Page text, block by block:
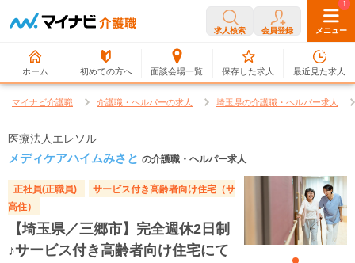
求人検索 会員登録 メニュー
ホーム 初めての方へ 面談会場一覧
0
保存した求人
1
最近見た求人
マイナビ介護職 介護職・ヘルパーの求人 埼玉県の介護職・ヘルパー求人
医療法人エレソル
メディケアハイムみさと の介護職・ヘルパー求人
正社員(正職員)
サービス付き高齢者向け住宅（サ
高住）
【埼玉県／三郷市】完全週休2日制
♪サービス付き高齢者向け住宅にて